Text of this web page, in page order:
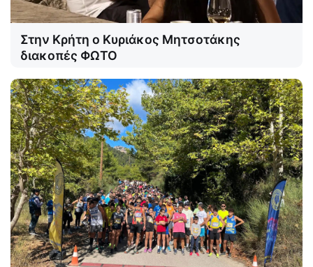
Στην Κρήτη ο Κυριάκος Μητσοτάκης
διακοπές ΦΩΤΟ